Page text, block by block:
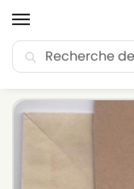
🚚 Livraison